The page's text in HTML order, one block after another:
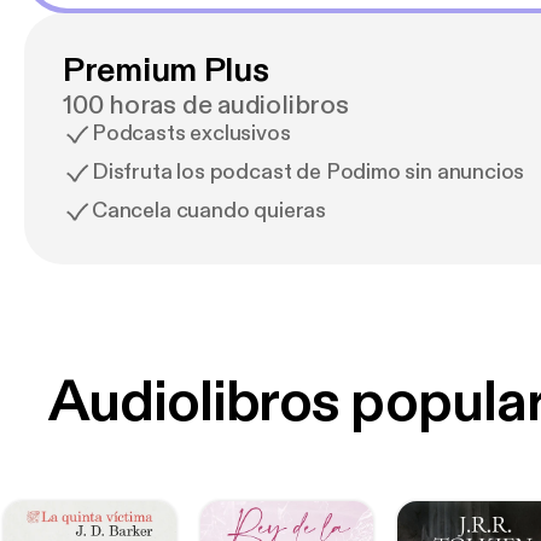
Premium Plus
100 horas de audiolibros
Podcasts exclusivos
Disfruta los podcast de Podimo sin anuncios
Cancela cuando quieras
Audiolibros